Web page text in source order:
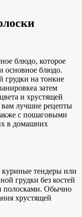
блюдо, которое
основное блюдо.
грудки на тонкие
а затем
и хрустящей
вам лучшие рецепты
с пошаговыми
в домашних
тендеры или
грудки без костей
полосками. Обычно
хрустящей